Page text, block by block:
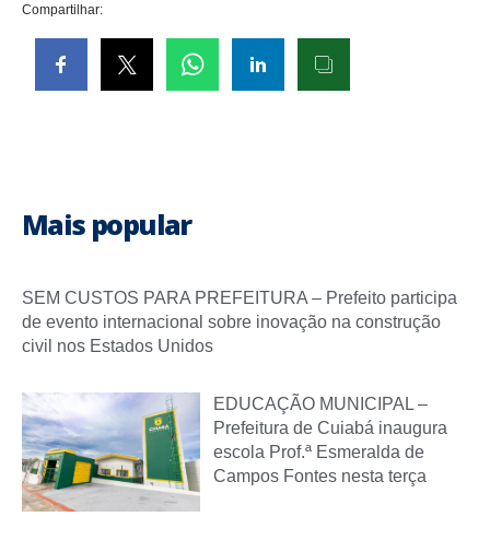
Compartilhar:
Mais popular
SEM CUSTOS PARA PREFEITURA – Prefeito participa
de evento internacional sobre inovação na construção
civil nos Estados Unidos
EDUCAÇÃO MUNICIPAL –
Prefeitura de Cuiabá inaugura
escola Prof.ª Esmeralda de
Campos Fontes nesta terça